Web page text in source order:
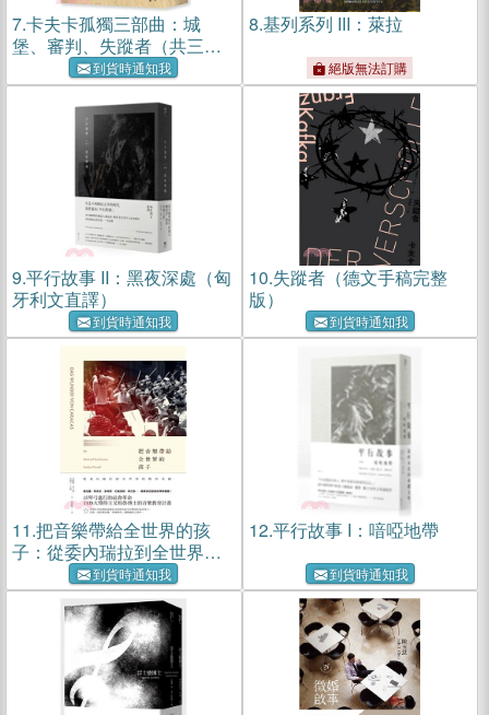
7.卡夫卡孤獨三部曲：城
堡、審判、失蹤者（共三
到貨時通知我
8.基列系列 III：萊拉
絕版無法訂購
9.平行故事 II：黑夜深處（匈
牙利文直譯）
到貨時通知我
10.失蹤者（德文手稿完整
版）
到貨時通知我
11.把音樂帶給全世界的孩
子：從委內瑞拉到全世界的
教育奇蹟
到貨時通知我
12.平行故事 I：喑啞地帶
到貨時通知我